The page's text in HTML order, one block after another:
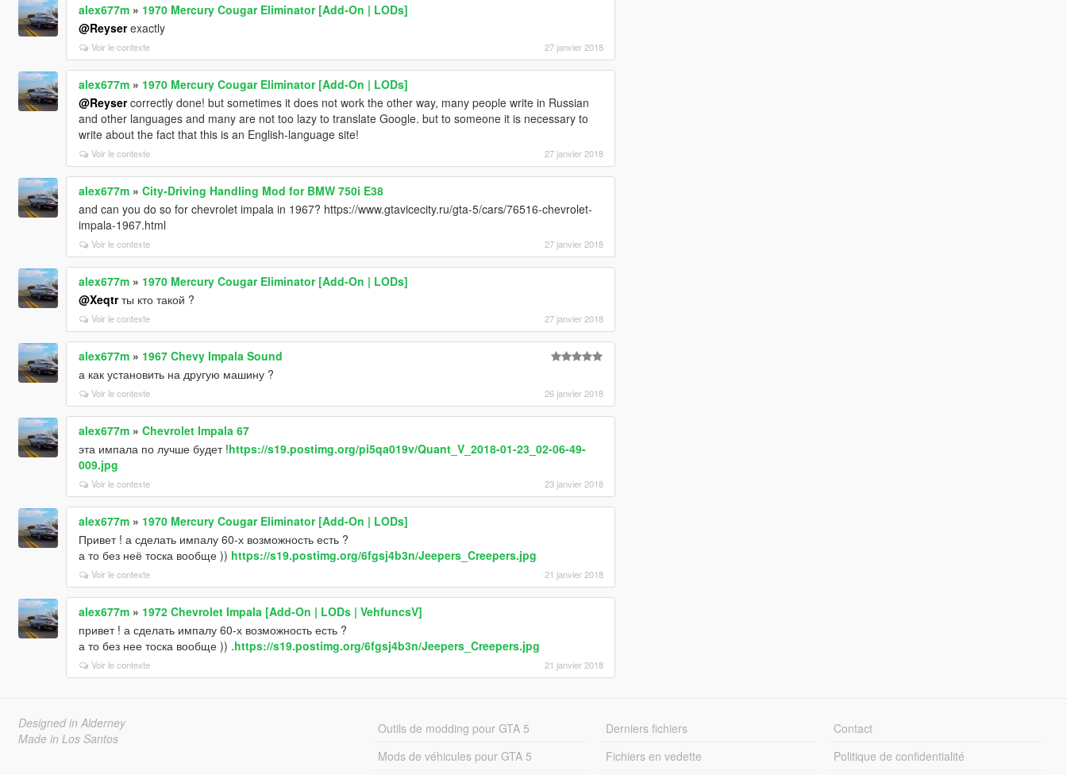
alex677m» 1970 Mercury Cougar Eliminator [Add-On | LODs]
@Reyserexactly
Voir le contexte 27 janvier 2018
alex677m» 1970 Mercury Cougar Eliminator [Add-On | LODs]
@Reysercorrectly done! but sometimes it does not work the other way, many people write in Russian
and other languages ​​and many are not too lazy to translate Google. but to someone it is necessary to
write about the fact that this is an English-language site!
Voir le contexte 27 janvier 2018
alex677m» City-Driving Handling Mod for BMW 750i E38
and can you do so for chevrolet impala in 1967? https://www.gtavicecity.ru/gta-5/cars/76516-chevrolet-
impala-1967.html
Voir le contexte 27 janvier 2018
alex677m» 1970 Mercury Cougar Eliminator [Add-On | LODs]
@Xeqtrты кто такой ?
Voir le contexte 27 janvier 2018
alex677m» 1967 Chevy Impala Sound
а как установить на другую машину ?
Voir le contexte 26 janvier 2018
alex677m» Chevrolet Impala 67
эта импала по лучше будет !https://s19.postimg.org/pi5qa019v/Quant_V_2018-01-23_02-06-49-
009.jpg
Voir le contexte 23 janvier 2018
alex677m» 1970 Mercury Cougar Eliminator [Add-On | LODs]
Привет ! а сделать импалу 60-х возможность есть ?
а то без неё тоска вообще )) https://s19.postimg.org/6fgsj4b3n/Jeepers_Creepers.jpg
Voir le contexte 21 janvier 2018
alex677m» 1972 Chevrolet Impala [Add-On | LODs | VehfuncsV]
привет ! а сделать импалу 60-х возможность есть ?
а то без нее тоска вообще )) .https://s19.postimg.org/6fgsj4b3n/Jeepers_Creepers.jpg
Voir le contexte 21 janvier 2018
Designed in Alderney
Made in Los Santos
Outils de modding pour GTA 5
Mods de véhicules pour GTA 5
Derniers fichiers
Fichiers en vedette
Contact
Politique de confidentialité